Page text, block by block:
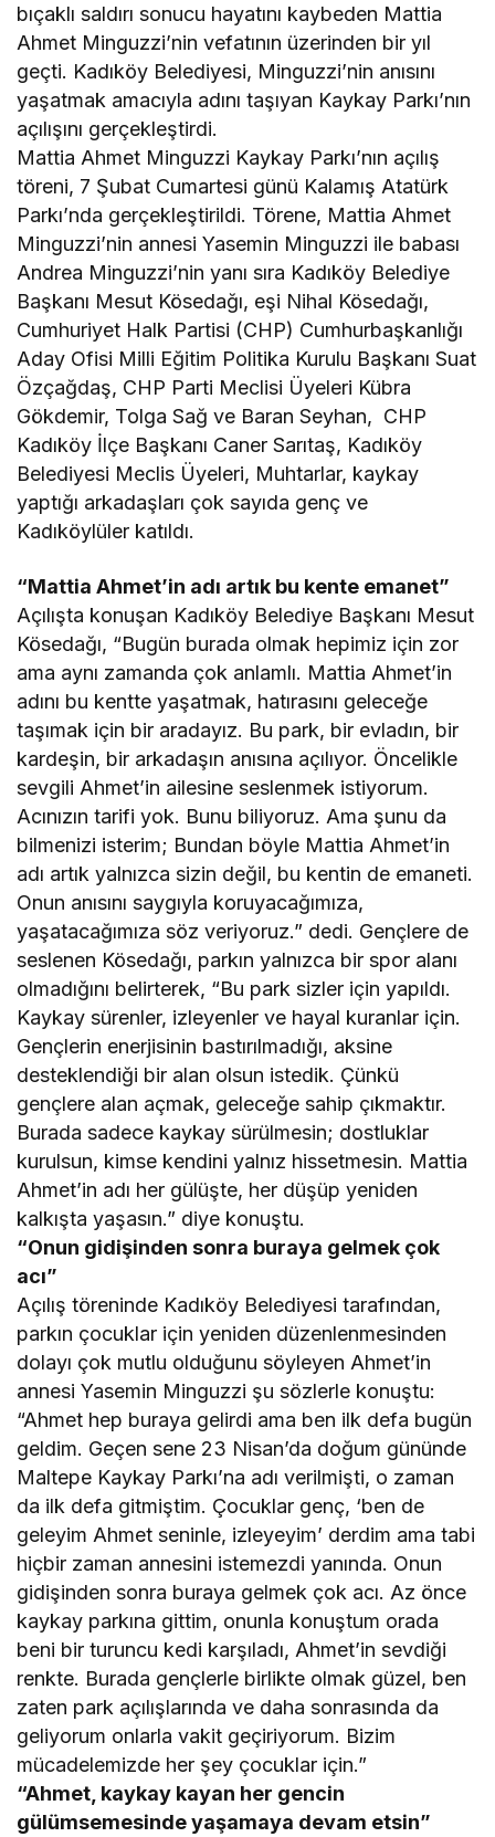
bıçaklı saldırı sonucu hayatını kaybeden Mattia
Ahmet Minguzzi’nin vefatının üzerinden bir yıl
geçti. Kadıköy Belediyesi, Minguzzi’nin anısını
yaşatmak amacıyla adını taşıyan Kaykay Parkı’nın
açılışını gerçekleştirdi.
Mattia Ahmet Minguzzi Kaykay Parkı’nın açılış
töreni, 7 Şubat Cumartesi günü Kalamış Atatürk
Parkı’nda gerçekleştirildi. Törene, Mattia Ahmet
Minguzzi’nin annesi Yasemin Minguzzi ile babası
Andrea Minguzzi’nin yanı sıra Kadıköy Belediye
Başkanı Mesut Kösedağı, eşi Nihal Kösedağı,
Cumhuriyet Halk Partisi (CHP) Cumhurbaşkanlığı
Aday Ofisi Milli Eğitim Politika Kurulu Başkanı Suat
Özçağdaş, CHP Parti Meclisi Üyeleri Kübra
Gökdemir, Tolga Sağ ve Baran Seyhan, CHP
Kadıköy İlçe Başkanı Caner Sarıtaş, Kadıköy
Belediyesi Meclis Üyeleri, Muhtarlar, kaykay
yaptığı arkadaşları çok sayıda genç ve
Kadıköylüler katıldı.
“Mattia Ahmet’in adı artık bu kente emanet”
Açılışta konuşan Kadıköy Belediye Başkanı Mesut
Kösedağı, “Bugün burada olmak hepimiz için zor
ama aynı zamanda çok anlamlı. Mattia Ahmet’in
adını bu kentte yaşatmak, hatırasını geleceğe
taşımak için bir aradayız. Bu park, bir evladın, bir
kardeşin, bir arkadaşın anısına açılıyor. Öncelikle
sevgili Ahmet’in ailesine seslenmek istiyorum.
Acınızın tarifi yok. Bunu biliyoruz. Ama şunu da
bilmenizi isterim; Bundan böyle Mattia Ahmet’in
adı artık yalnızca sizin değil, bu kentin de emaneti.
Onun anısını saygıyla koruyacağımıza,
yaşatacağımıza söz veriyoruz.” dedi. Gençlere de
seslenen Kösedağı, parkın yalnızca bir spor alanı
olmadığını belirterek, “Bu park sizler için yapıldı.
Kaykay sürenler, izleyenler ve hayal kuranlar için.
Gençlerin enerjisinin bastırılmadığı, aksine
desteklendiği bir alan olsun istedik. Çünkü
gençlere alan açmak, geleceğe sahip çıkmaktır.
Burada sadece kaykay sürülmesin; dostluklar
kurulsun, kimse kendini yalnız hissetmesin. Mattia
Ahmet’in adı her gülüşte, her düşüp yeniden
kalkışta yaşasın.” diye konuştu.
“Onun gidişinden sonra buraya gelmek çok
acı”
Açılış töreninde Kadıköy Belediyesi tarafından,
parkın çocuklar için yeniden düzenlenmesinden
dolayı çok mutlu olduğunu söyleyen Ahmet’in
annesi Yasemin Minguzzi şu sözlerle konuştu:
“Ahmet hep buraya gelirdi ama ben ilk defa bugün
geldim. Geçen sene 23 Nisan’da doğum gününde
Maltepe Kaykay Parkı’na adı verilmişti, o zaman
da ilk defa gitmiştim. Çocuklar genç, ‘ben de
geleyim Ahmet seninle, izleyeyim’ derdim ama tabi
hiçbir zaman annesini istemezdi yanında. Onun
gidişinden sonra buraya gelmek çok acı. Az önce
kaykay parkına gittim, onunla konuştum orada
beni bir turuncu kedi karşıladı, Ahmet’in sevdiği
renkte. Burada gençlerle birlikte olmak güzel, ben
zaten park açılışlarında ve daha sonrasında da
geliyorum onlarla vakit geçiriyorum. Bizim
mücadelemizde her şey çocuklar için.”
“Ahmet, kaykay kayan her gencin
gülümsemesinde yaşamaya devam etsin”